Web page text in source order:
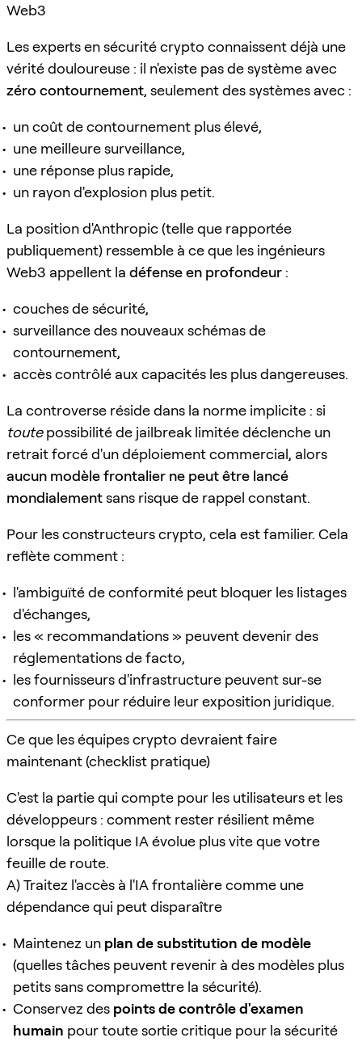
Web3
Les experts en sécurité crypto connaissent déjà une
vérité douloureuse : il n'existe pas de système avec
zéro contournement, seulement des systèmes avec :
un coût de contournement plus élevé,
une meilleure surveillance,
une réponse plus rapide,
un rayon d'explosion plus petit.
La position d'Anthropic (telle que rapportée
publiquement) ressemble à ce que les ingénieurs
Web3 appellent la défense en profondeur :
couches de sécurité,
surveillance des nouveaux schémas de
contournement,
accès contrôlé aux capacités les plus dangereuses.
La controverse réside dans la norme implicite : si
toutepossibilité de jailbreak limitée déclenche un
retrait forcé d'un déploiement commercial, alors
aucun modèle frontalier ne peut être lancé
mondialementsans risque de rappel constant.
Pour les constructeurs crypto, cela est familier. Cela
reflète comment :
l'ambiguïté de conformité peut bloquer les listages
d'échanges,
les « recommandations » peuvent devenir des
réglementations de facto,
les fournisseurs d'infrastructure peuvent sur-se
conformer pour réduire leur exposition juridique.
Ce que les équipes crypto devraient faire
maintenant (checklist pratique)
C'est la partie qui compte pour les utilisateurs et les
développeurs : comment rester résilient même
lorsque la politique IA évolue plus vite que votre
feuille de route.
A) Traitez l'accès à l'IA frontalière comme une
dépendance qui peut disparaître
Maintenez un plan de substitution de modèle
(quelles tâches peuvent revenir à des modèles plus
petits sans compromettre la sécurité).
Conservez des points de contrôle d'examen
humain pour toute sortie critique pour la sécurité